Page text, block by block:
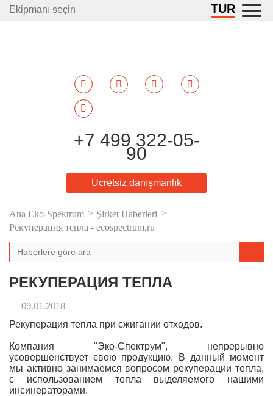
Ekipmanı seçin
+7 499 322-05-
90
Ücretsiz danışmanlık
TUR
Ana Eko-Spektrum
Şirket Haberleri
Рекуперация тепла - ecospectrum.ru
РЕКУПЕРАЦИЯ ТЕПЛА
09.01.2018
Рекуперация тепла при сжигании отходов.
Компания "Эко-Спектрум", непрерывно
усовершенствует свою продукцию. В данный момент
мы активно занимаемся вопросом рекуперации тепла,
с использованием тепла выделяемого нашими
инсинераторами.